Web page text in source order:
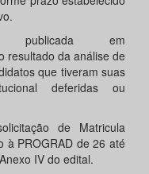
publicada em
resultado da análise de
que tiveram suas
deferidas ou
de Matricula
à PROGRAD de 26 até
IV do edital.